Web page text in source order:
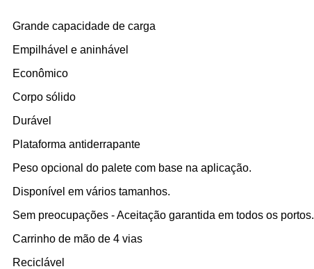
Grande capacidade de carga
Empilhável e aninhável
Econômico
Corpo sólido
Durável
Plataforma antiderrapante
Peso opcional do palete com base na aplicação.
Disponível em vários tamanhos.
Sem preocupações - Aceitação garantida em todos os portos.
Carrinho de mão de 4 vias
Reciclável